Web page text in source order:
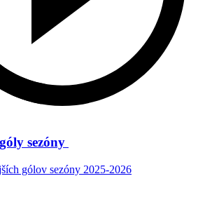
sezóny
gólov sezóny 2025-2026